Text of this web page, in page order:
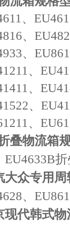
、
、
、
、
、
、
、
叠物流箱
EU4633B
大众专用周
、
现代韩式物